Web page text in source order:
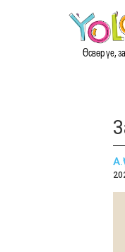
Өсвөр үе,